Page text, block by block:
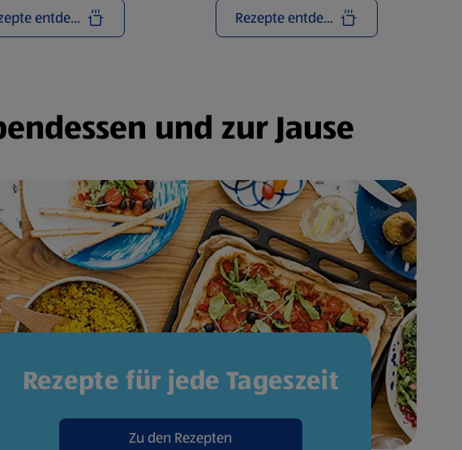
Rezepte entdecken Rezepte entdecken
und zur Jause
Rezepte für jede Tageszeit
Zu den Rezepten